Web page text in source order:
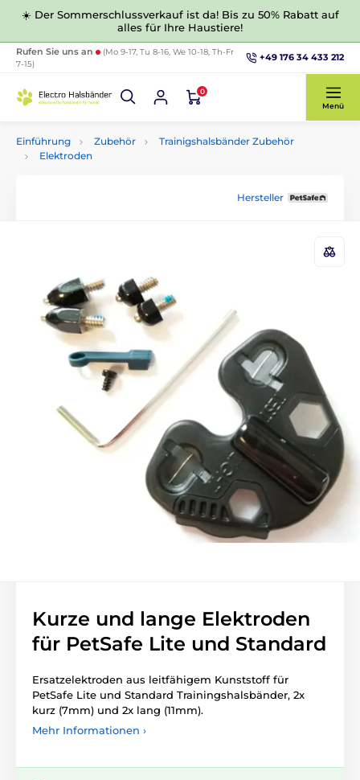
☀️ Der Sommerschlussverkauf ist da! Bis zu 50% Rabatt auf
alles für Ihre Haustiere!
Rufen Sie uns an
(Mo 9-17, Tu 8-16, We 10-18, Th-Fr
7-15)
+49 176 34 433 212
0
Menü
Einführung Zubehör
Trainigshalsbänder Zubehör
Elektroden
Hersteller
Kurze und lange Elektroden
für PetSafe Lite und Standard
Ersatzelektroden aus leitfähigem Kunststoff für
PetSafe Lite und Standard Trainingshalsbänder, 2x
kurz (7mm) und 2x lang (11mm).
Mehr Informationen ›